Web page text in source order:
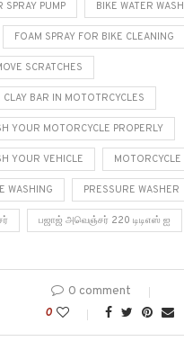
SPRAY PUMP BIKE WATER WASH
FOAM SPRAY FOR BIKE CLEANING
SCRATCHES
BAR IN MOTOTRCYCLES
YOUR MOTORCYCLE PROPERLY
YOUR VEHICLE MOTORCYCLE
WASHING PRESSURE WASHER
பஜாஜ் அவெஞ்சர் 220 டிடிஎஸ் ஐ
0 comment
0